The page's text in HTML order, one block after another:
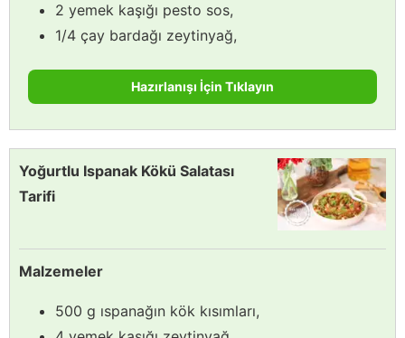
2 yemek kaşığı pesto sos,
1/4 çay bardağı zeytinyağ,
Hazırlanışı İçin Tıklayın
Yoğurtlu Ispanak Kökü Salatası
Tarifi
Malzemeler
500 g ıspanağın kök kısımları,